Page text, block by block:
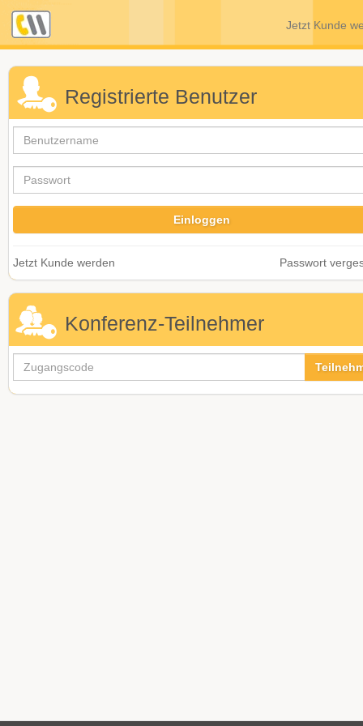
Jetzt Kunde
Registrierte Benutzer
Jetzt Kunde werden Passwort
Konferenz-Teilnehmer